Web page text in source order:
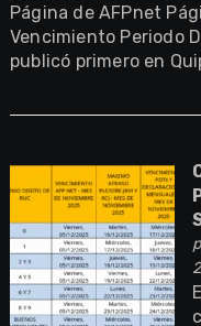
Página de AFPnet
Vencimiento Periodo
publicó primero en